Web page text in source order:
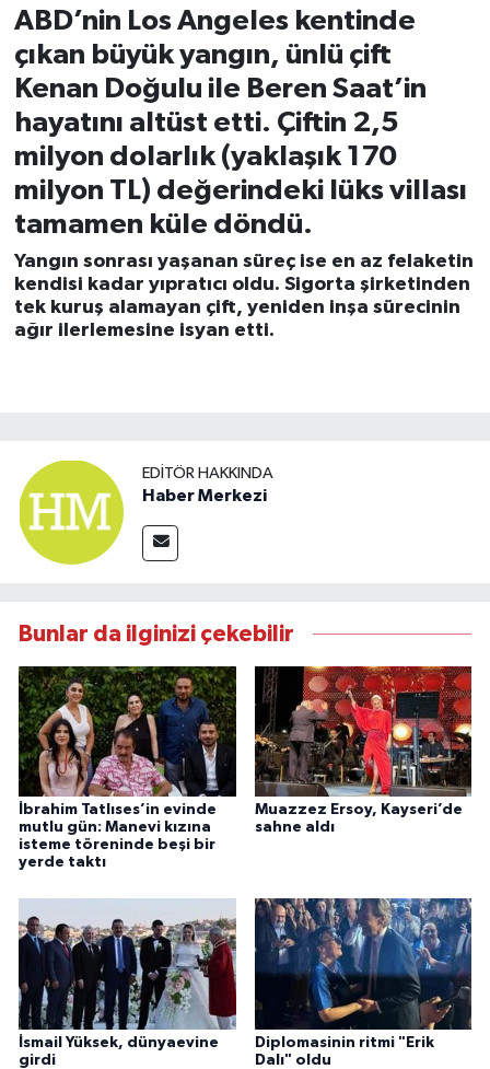
ABD’nin Los Angeles kentinde
çıkan büyük yangın, ünlü çift
Kenan Doğulu ile Beren Saat’in
hayatını altüst etti. Çiftin 2,5
milyon dolarlık (yaklaşık 170
milyon TL) değerindeki lüks villası
tamamen küle döndü.
Yangın sonrası yaşanan süreç ise en az felaketin
kendisi kadar yıpratıcı oldu. Sigorta şirketinden
tek kuruş alamayan çift, yeniden inşa sürecinin
ağır ilerlemesine isyan etti.
EDITÖR HAKKINDA
Haber Merkezi
Bunlar da ilginizi çekebilir
İbrahim Tatlıses’in evinde
mutlu gün: Manevi kızına
isteme töreninde beşi bir
yerde taktı
Muazzez Ersoy, Kayseri’de
sahne aldı
İsmail Yüksek, dünyaevine
girdi
Diplomasinin ritmi "Erik
Dalı" oldu